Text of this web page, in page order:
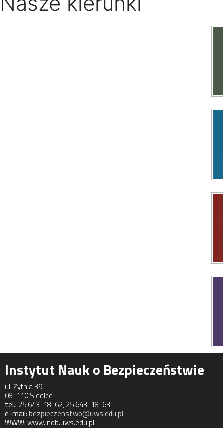
Instytut Nauk o Bezpieczeństwie
ul. Żytnia 39
08-110 Siedlce
tel.: 25 643-18-62, 25 643-18-63
e-mail:bezpieczenstwo@uws.edu.pl
WWW:www.inob.uws.edu.pl